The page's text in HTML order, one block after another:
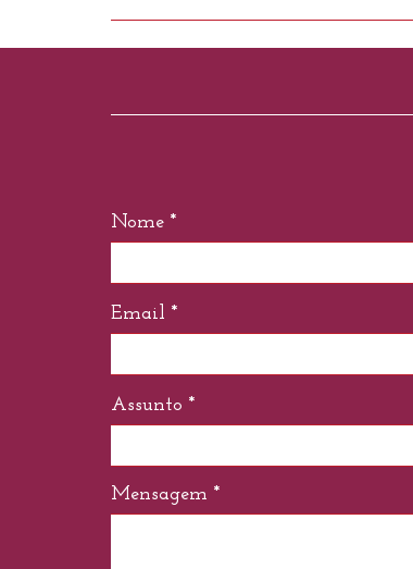
Nome *
Email *
Assunto *
Mensagem *